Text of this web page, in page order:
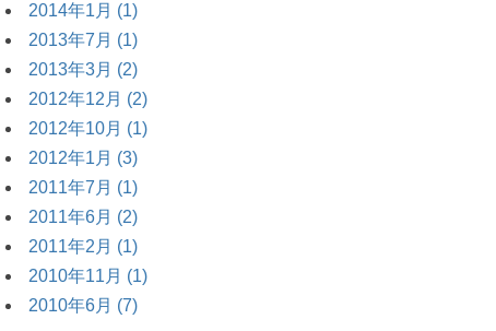
2014年1月 (1)
2013年7月 (1)
2013年3月 (2)
2012年12月 (2)
2012年10月 (1)
2012年1月 (3)
2011年7月 (1)
2011年6月 (2)
2011年2月 (1)
2010年11月 (1)
2010年6月 (7)